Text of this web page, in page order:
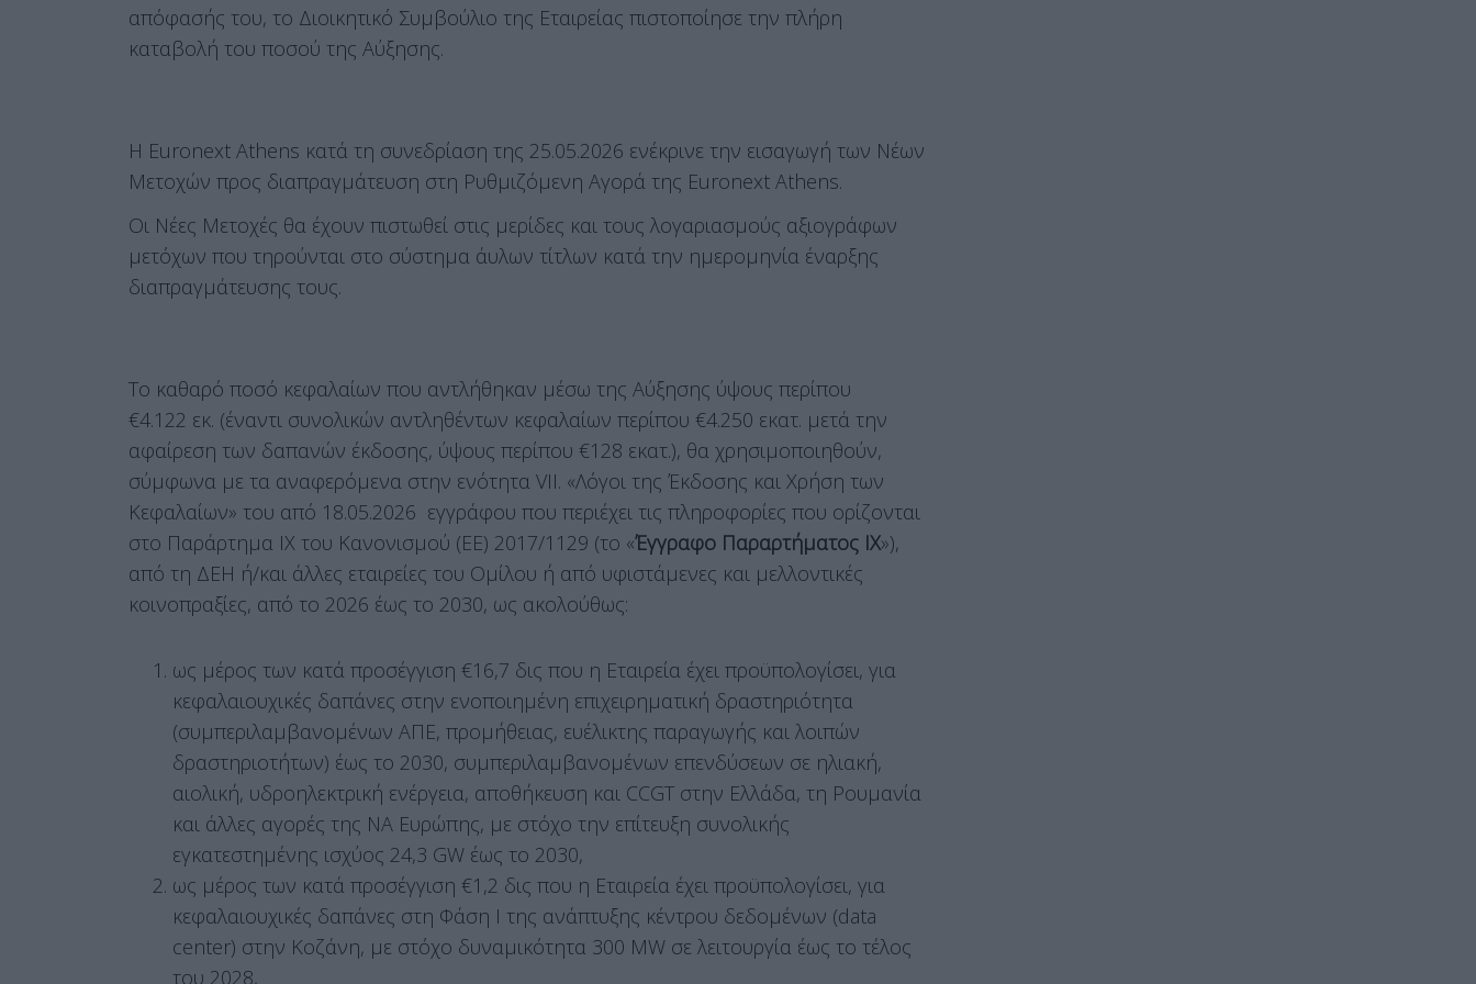
απόφασής του, το Διοικητικό Συμβούλιο της Εταιρείας πιστοποίησε την πλήρη
καταβολή του ποσού της Αύξησης.
Η Euronext Athens κατά τη συνεδρίαση της 25.05.2026 ενέκρινε την εισαγωγή των Νέων
Μετοχών προς διαπραγμάτευση στη Ρυθμιζόμενη Αγορά της Euronext Athens.
Οι Νέες Μετοχές θα έχουν πιστωθεί στις μερίδες και τους λογαριασμούς αξιογράφων
μετόχων που τηρούνται στο σύστημα άυλων τίτλων κατά την ημερομηνία έναρξης
διαπραγμάτευσης τους.
Τo καθαρό ποσό κεφαλαίων που αντλήθηκαν μέσω της Αύξησης ύψους περίπου
€4.122 εκ. (έναντι συνολικών αντληθέντων κεφαλαίων περίπου €4.250 εκατ. μετά την
αφαίρεση των δαπανών έκδοσης, ύψους περίπου €128 εκατ.), θα χρησιμοποιηθούν,
σύμφωνα με τα αναφερόμενα στην ενότητα VII. «Λόγοι της Έκδοσης και Χρήση των
Κεφαλαίων» του από 18.05.2026 εγγράφου που περιέχει τις πληροφορίες που ορίζονται
στο Παράρτημα IX του Κανονισμού (ΕΕ) 2017/1129 (το «Έγγραφο Παραρτήματος ΙΧ»),
από τη ΔΕΗ ή/και άλλες εταιρείες του Ομίλου ή από υφιστάμενες και μελλοντικές
κοινοπραξίες, από το 2026 έως το 2030, ως ακολούθως:
ως μέρος των κατά προσέγγιση €16,7 δις που η Εταιρεία έχει προϋπολογίσει, για
κεφαλαιουχικές δαπάνες στην ενοποιημένη επιχειρηματική δραστηριότητα
(συμπεριλαμβανομένων ΑΠΕ, προμήθειας, ευέλικτης παραγωγής και λοιπών
δραστηριοτήτων) έως το 2030, συμπεριλαμβανομένων επενδύσεων σε ηλιακή,
αιολική, υδροηλεκτρική ενέργεια, αποθήκευση και CCGT στην Ελλάδα, τη Ρουμανία
και άλλες αγορές της ΝΑ Ευρώπης, με στόχο την επίτευξη συνολικής
εγκατεστημένης ισχύος 24,3 GW έως το 2030,
ως μέρος των κατά προσέγγιση €1,2 δις που η Εταιρεία έχει προϋπολογίσει, για
κεφαλαιουχικές δαπάνες στη Φάση I της ανάπτυξης κέντρου δεδομένων (data
center) στην Κοζάνη, με στόχο δυναμικότητα 300 MW σε λειτουργία έως το τέλος
του 2028,